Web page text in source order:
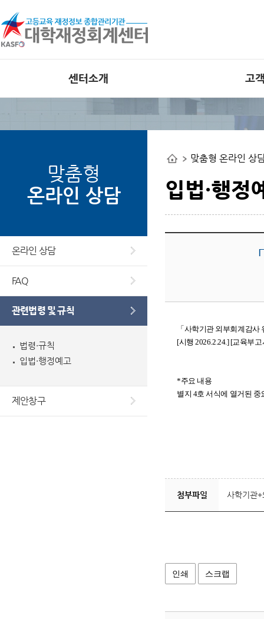
센터소개
비전
부서별 사업안내
오시는길
고
공지사항
외부 대학재정
사업관련 자료
맞춤형
온라인 상담
온라인 상담
FAQ
관련법령 및 규칙
법령·규칙
입법·행정예고
제안창구
맞춤형 온라인 상
입법·행정
「사학기관 외부회계감사
[시행 2026.2.24.] [교육부
*주요 내용
별지 4호 서식에 열거된
첨부파일 사학기관
인쇄 스크랩